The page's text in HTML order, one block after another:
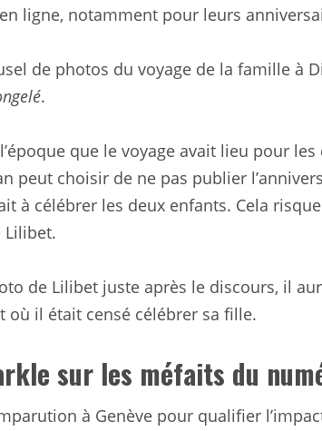
ligne, notamment pour leurs
de photos du voyage de la famille à
.
que le voyage avait lieu pour
peut choisir de ne pas publier
à célébrer les deux enfants. Cela
Lilibet.
de Lilibet juste après le discours, il
il était censé célébrer sa fille.
sur les méfaits du
à Genève pour qualifier